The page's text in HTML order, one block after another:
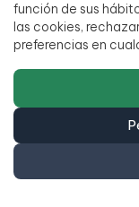
función de sus
las cookies,
preferencias en
Trova il mio ordine
Termini legali
Avviso legale
Condizioni di vendita
Finanziamento fino
Politica di